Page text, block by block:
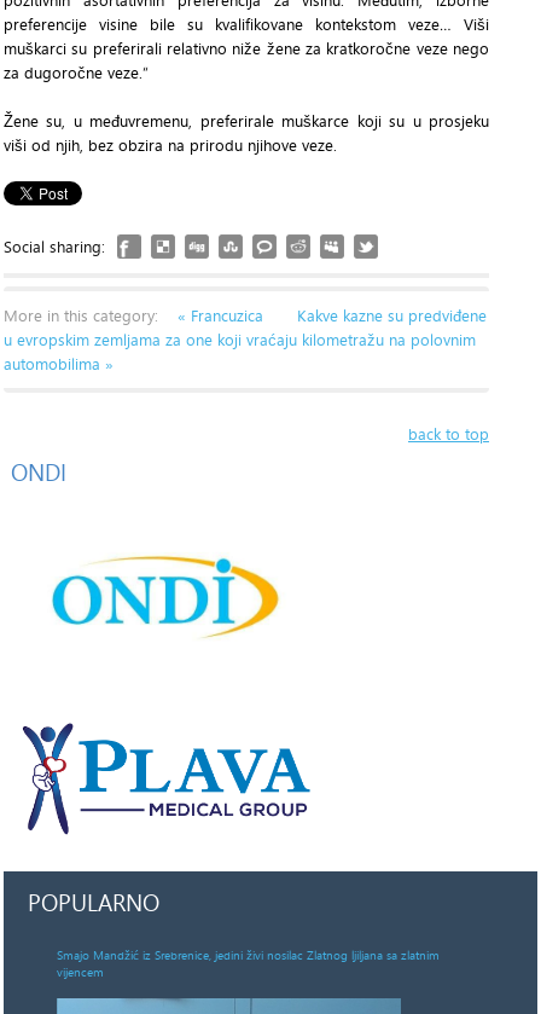
preferencije visine bile su kvalifikovane kontekstom veze… Viši
muškarci su preferirali relativno niže žene za kratkoročne veze nego
za dugoročne veze.“
Žene su, u međuvremenu, preferirale muškarce koji su u prosjeku
viši od njih, bez obzira na prirodu njihove veze.
Social sharing:
More in this category: « Francuzica
Kakve kazne su predviđene
u evropskim zemljama za one koji vraćaju kilometražu na polovnim
automobilima »
back to top
ONDI
POPULARNO
Smajo Mandžić iz Srebrenice, jedini živi nosilac Zlatnog ljiljana sa zlatnim
vijencem